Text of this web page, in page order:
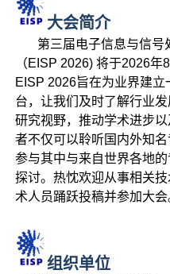
大会简介
第三届电子信息与信号
（EISP 2026) 将于2026年
EISP 2026旨在为业界建
台，让我们及时了解行业
研究视野，推动学术进步
者不仅可以聆听国内外知
参与其中与来自世界各地
探讨。热忱欢迎从事相关
术人员踊跃投稿并参加大会
组织单位